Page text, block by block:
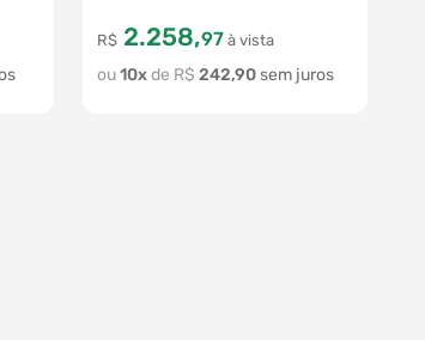
R$ 2.258,97 à vista
10 R$ 242,90